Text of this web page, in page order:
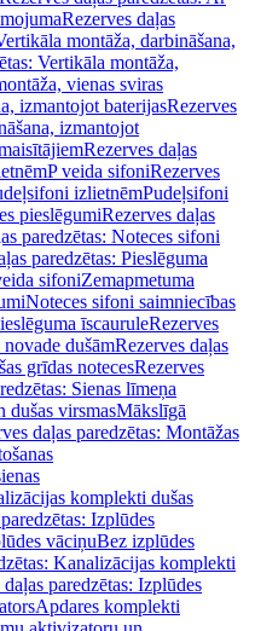
Rezerves daļas
montāža, darbināšana,
Vertikāla montāža,
vienas sviras
izmantojot baterijasRezerves
izmantojot
Rezerves daļas
P veida sifoniRezerves
izlietnēmPudeļsifoni
pieslēgumiRezerves daļas
paredzētas: Noteces sifoni
paredzētas: Pieslēguma
sifoniZemapmetuma
Noteces sifoni saimniecības
īscauruleRezerves
dušāmRezerves daļas
grīdas notecesRezerves
Sienas līmeņa
dušas virsmasMākslīgā
daļas paredzētas: Montāžas
komplekti dušas
Izplūdes
vāciņuBez izplūdes
Kanalizācijas komplekti
paredzētas: Izplūdes
Apdares komplekti